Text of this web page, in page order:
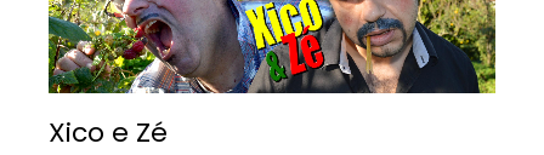
Xico e Zé